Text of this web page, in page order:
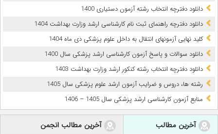
دانلود دفترچه انتخاب رشته آزمون دستیاری 1400
دانلود دفترچه راهنمای ثبت نام کارشناسی ارشد وزارت بهداشت 1404
کلید نهایی آزمونهای انتقال به داخل علوم پزشکی دی ماه 1404
دانلود سوالات و پاسخ آزمون کارشناسی ارشد پزشکی سال 1400
دانلود دفترچه انتخاب رشته کنکور ارشد وزارت بهداشت 1403
رشته ها، دروس و ضرایب آزمون ارشد علوم پزشکی سال 1405
منابع آزمون کارشناسی ارشد پزشکی سال 1405 – 1406
آخرین مطالب آخرین مطالب انجمن